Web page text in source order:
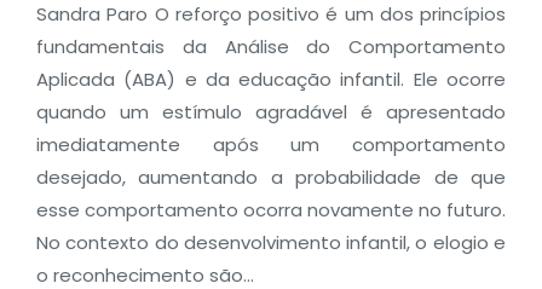
Sandra Paro O reforço positivo é um dos princípios
fundamentais da Análise do Comportamento
Aplicada (ABA) e da educação infantil. Ele ocorre
quando um estímulo agradável é apresentado
imediatamente após um comportamento
desejado, aumentando a probabilidade de que
esse comportamento ocorra novamente no futuro.
No contexto do desenvolvimento infantil, o elogio e
o reconhecimento são…